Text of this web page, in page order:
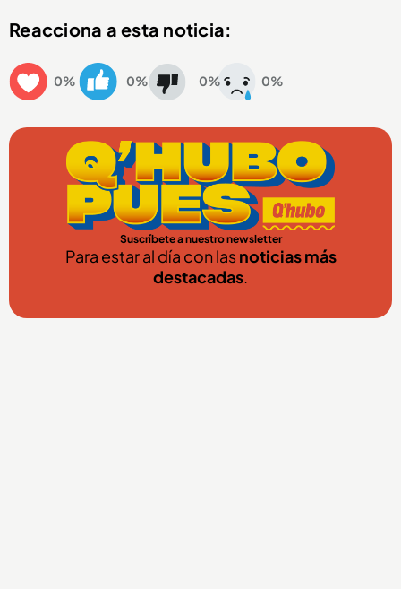
Reacciona a esta noticia:
0% 0% 0% 0%
Suscríbete a nuestro newsletter
Para estar al día con lasnoticias más
destacadas.